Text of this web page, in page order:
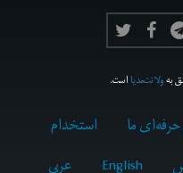
بهولانت‌مدیااست.
ما
استخدام